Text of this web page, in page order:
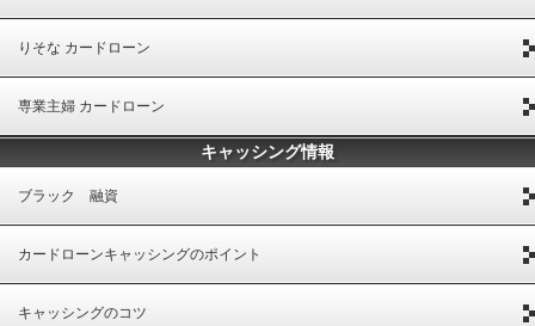
りそな カードローン
専業主婦 カードローン
キャッシング情報
ブラック 融資
カードローンキャッシングのポイント
キャッシングのコツ